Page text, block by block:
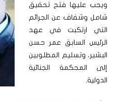
ويجب عليها فتح تحقيق
شامل وشفاف عن الجرائم
التي ارتكبت في عهد
الرئيس السابق عمر حسن
البشير، وتسليم المطلوبين
إلى المحكمة الجنائية
الدولية.